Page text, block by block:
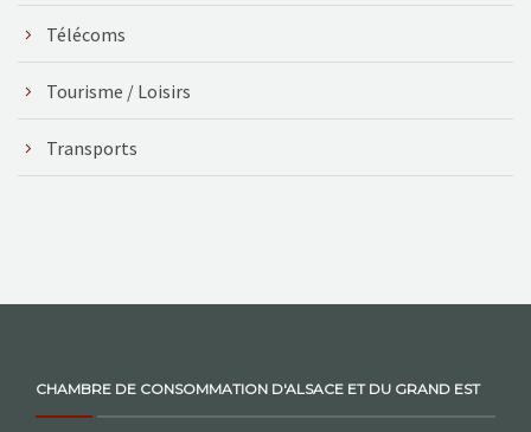
Télécoms
Tourisme / Loisirs
Transports
CHAMBRE DE CONSOMMATION D'ALSACE ET DU GRAND EST